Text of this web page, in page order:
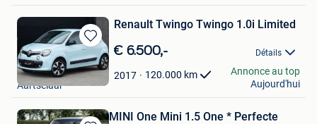
Sauvegarder
dans
Mes
Favoris
Renault Twingo Twingo 1.0i Limited
€ 6.500,- Détails
2017 120.000 km
About Cars
Aartselaar
Annonce au top
Aujourd'hui
MINI One Mini 1.5 One * Perfecte